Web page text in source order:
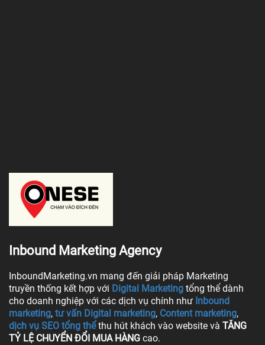
Inbound Marketing Agency
InboundMarketing.vn mang đến giải pháp Marketing
truyền thống kết hợp với Digital Marketing tổng thể dành
cho doanh nghiệp với các dịch vụ chính như Inbound
marketing, tư vấn Digital marketing, Content marketing,
dịch vụ SEO tổng thể thu hút khách vào website và TĂNG
TỶ LỆ CHUYỂN ĐỔI MUA HÀNG cao.